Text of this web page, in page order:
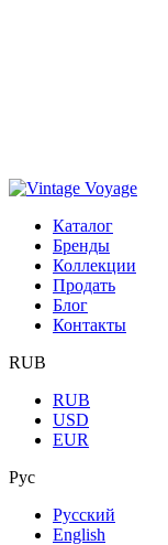
Каталог
Бренды
Коллекции
Продать
Блог
Контакты
RUB
RUB
USD
EUR
Рус
Русский
English